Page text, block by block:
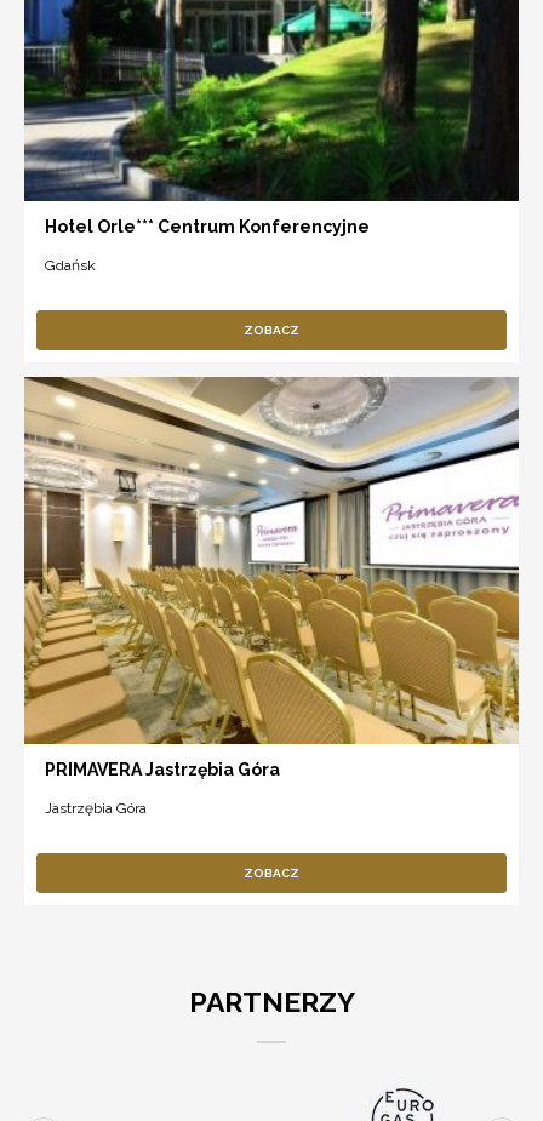
Hotel Orle*** Centrum Konferencyjne
Gdańsk
ZOBACZ
PRIMAVERA Jastrzębia Góra
Jastrzębia Góra
ZOBACZ
PARTNERZY